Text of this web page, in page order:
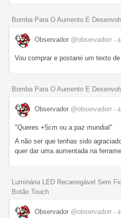
Bomba Para O Aumento E
Observador @observadorr -
Vou comprar e postarei um texto
Bomba Para O Aumento E
Observador @observadorr -
"Queres +5cm ou a paz mundial"
A não ser que tenhas sido
quer dar uma aumentada na
Luminária LED Recarregável Sem
Botão Touch
Observador @observadorr -